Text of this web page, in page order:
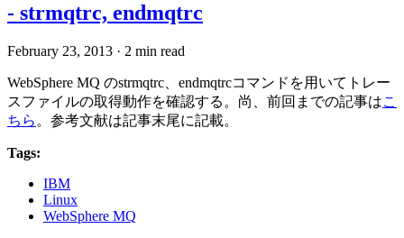
- strmqtrc, endmqtrc
February 23, 2013 · 2 min read
WebSphere MQ のstrmqtrc、endmqtrcコマンドを用いてトレー
スファイルの取得動作を確認する。尚、前回までの記事はこ
ちら 。参考文献は記事末尾に記載。
Tags:
IBM
Linux
WebSphere MQ